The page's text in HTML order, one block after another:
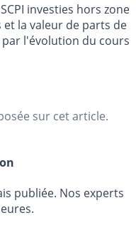
investies hors zone
la valeur de parts de
par l'évolution du cours
sur cet article.
publiée. Nos experts